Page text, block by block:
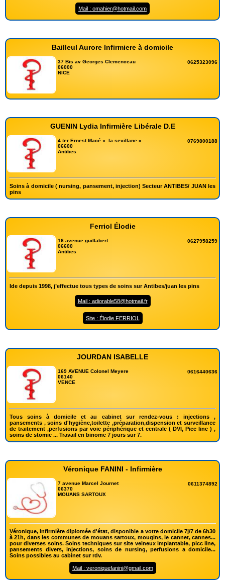
Mail : omahier@hotmail.com
Bailleul Aurore Infirmiere à domicile
37 Bis av Georges Clemenceau
06000
NICE
0625323096
GUENIN Lydia Infirmière Libérale D.E
4 ter Ernest Macé « la sevillane »
06600
Antibes
0769800188
Soins à domicile ( nursing, pansement, injection) Secteur ANTIBES/ JUAN les
pins
Ferriol Élodie
16 avenue guillabert
06600
Antibes
0627958259
Ide depuis 1998, j’effectue tous types de soins sur Antibes/juan les pins
Mail : adiorable58@hotmail.fr
Site : Élodie FERRIOL
JOURDAN ISABELLE
169 AVENUE Colonel Meyere
06140
VENCE
0616440636
Tous soins à domicile et au cabinet sur rendez-vous : injections ,
pansements , soins d'hygiène,toilette ,préparation,dispension et surveillance
de traitement ,perfusions par voie périphérique et centrale ( DVI, Picc line ) ,
soins de stomie ... Travail en binome 7 jours sur 7.
Véronique FANINI - Infirmière
7 avenue Marcel Journet
06370
MOUANS SARTOUX
0611374892
Véronique, infirmière diplomée d'état, disponible a votre domicile 7j/7 de 6h30
à 21h, dans les communes de mouans sartoux, mougins, le cannet, cannes...
pour diverses soins. Soins techniques sur site veineux implantable, picc line,
pansements divers, injections, soins de nursing, perfusions a domicile...
Soins possibles au cabinet sur rdv.
Mail : veroniquefanini@gmail.com